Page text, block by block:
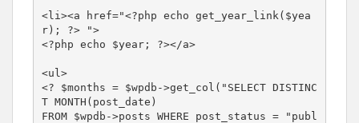
<li><a href="<?php echo get_year_link($yea
r); ?> ">
<?php echo $year; ?></a>
<ul>
<? $months = $wpdb->get_col("SELECT DISTINC
T MONTH(post_date)
FROM $wpdb->posts WHERE post_status = "publ